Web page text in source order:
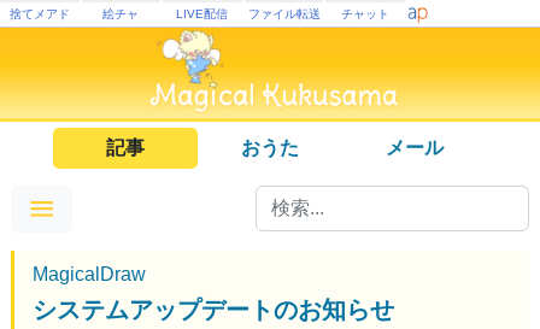
捨てメアド 絵チャ LIVE配信 ファイル転送 チャット
記事 おうた メール
MagicalDraw
システムアップデートのお知らせ